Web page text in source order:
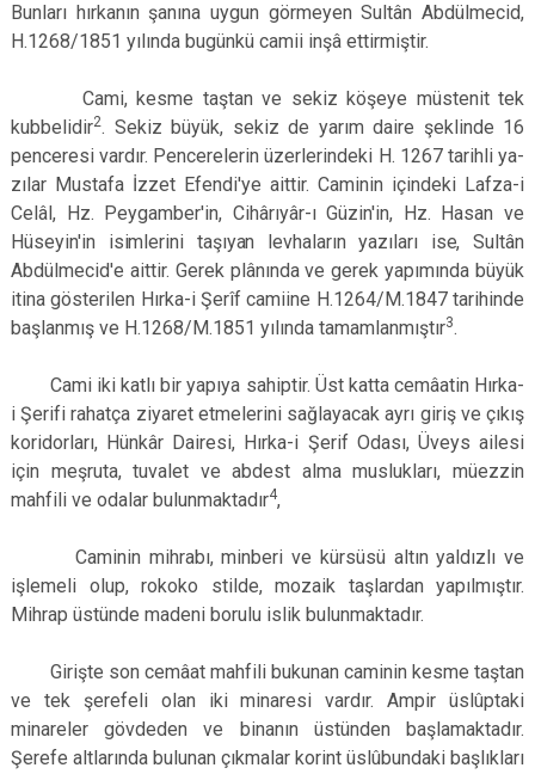
Bunları hırkanın şanına uygun görmeyen Sultân Abdülmecid,
H.1268/1851 yılında bu­günkü camii inşâ ettirmiştir.
Cami, kesme taştan ve sekiz köşeye müs­tenit tek
kubbelidir2. Sekiz büyük, sekiz de yarım daire şeklinde 16
penceresi vardır. Pencerelerin üzerlerindeki H. 1267 tarihli ya­
zılar Mustafa İzzet Efendi'ye aittir. Caminin içindeki Lafza-i
Celâl, Hz. Peygamber'in, Cihârıyâr-ı Güzin'in, Hz. Hasan ve
Hüseyin'­in isimlerini taşıyan levhaların yazıları ise, Sul­tân
Abdülmecid'e aittir. Gerek plânında ve gerek yapımında büyük
itina gösterilen Hırka-i Şerîf camiine H.1264/M.1847 tarihin­de
başlanmış ve H.1268/M.1851 yılında ta­mamlanmıştır3.
Cami iki katlı bir yapıya sahiptir. Üst kat­ta cemâatin Hırka-
i Şerifi rahatça ziyaret et­melerini sağlayacak ayrı giriş ve çıkış
koridor­ları, Hünkâr Dairesi, Hırka-i Şerif Odası, Üveys ailesi
için meşruta, tuvalet ve abdest alma muslukları, müezzin
mahfili ve odalar bulunmaktadır4,
Caminin mihrabı, minberi ve kürsüsü al­tın yaldızlı ve
işlemeli olup, rokoko stilde, mozaik taşlardan yapılmıştır.
Mihrap üstün­de madeni borulu islik bulunmaktadır.
Girişte son cemâat mahfili bukunan caminin kesme taştan
ve tek şerefeli olan iki minaresi vardır. Ampir üslûptaki
minareler gövdeden ve binanın üstünden başlamaktadır.
Şerefe alt­larında bulunan çıkmalar korint üslûbundaki başlıkları